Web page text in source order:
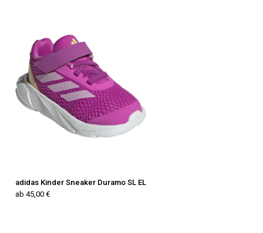
adidas Kinder Sneaker Duramo SL EL
ab 45,00 €